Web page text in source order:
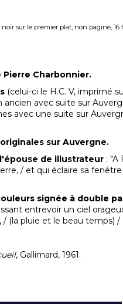
sur le premier plat, non paginé, 16
Charbonnier.
(celui-ci le H.C. V, imprimé
ancien avec suite sur
avec une suite sur
sur Auvergne.
de illustrateur: "A
/ et qui éclaire sa
signée à double
entrevoir un ciel
(la pluie et le beau temps) /
, Gallimard, 1961.